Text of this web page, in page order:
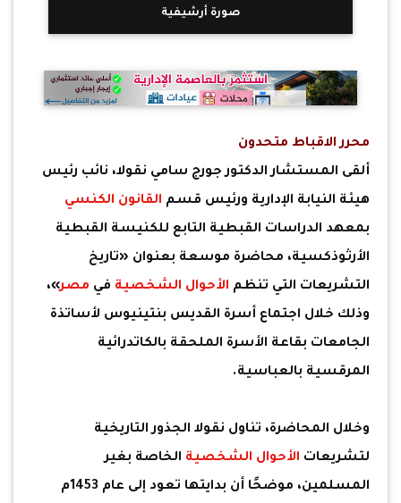
صورة أرشيفية
محرر الاقباط متحدون
ألقى المستشار الدكتور جورج سامي نقولا، نائب رئيس
هيئة النيابة الإدارية ورئيس قسم القانون الكنسي
بمعهد الدراسات القبطية التابع للكنيسة القبطية
الأرثوذكسية، محاضرة موسعة بعنوان «تاريخ
التشريعات التي تنظم الأحوال الشخصية في مصر»،
وذلك خلال اجتماع أسرة القديس بنتينيوس لأساتذة
الجامعات بقاعة الأسرة الملحقة بالكاتدرائية
المرقسية بالعباسية.
وخلال المحاضرة، تناول نقولا الجذور التاريخية
لتشريعات الأحوال الشخصية الخاصة بغير
المسلمين، موضحًا أن بدايتها تعود إلى عام 1453م